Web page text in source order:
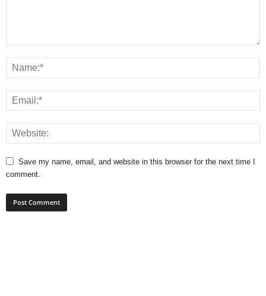
Save my name, email, and website in this browser for the next time I
comment.